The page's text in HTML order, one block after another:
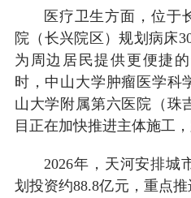
医疗卫生方面，位于
院（长兴院区）规划病床
为周边居民提供更便捷
时，中山大学肿瘤医学科
山大学附属第六医院（珠
目正在加快推进主体施工
2026年，天河安排城
划投资约88.8亿元，重点